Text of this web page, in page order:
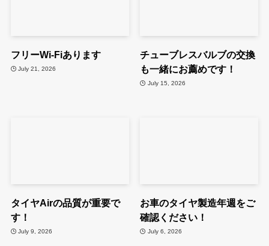
フリーWi-Fiあります
July 21, 2026
チューブレスバルブの交換
も一緒にお薦めです！
July 15, 2026
タイヤAirの品質が重要で
す！
July 9, 2026
お車のタイヤ製造年週をご
確認ください！
July 6, 2026